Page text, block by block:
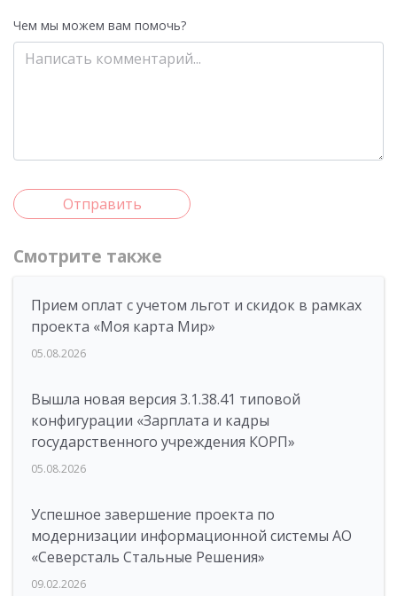
Чем мы можем вам помочь?
Отправить
Смотрите также
Прием оплат с учетом льгот и скидок в рамках
проекта «Моя карта Мир»
05.08.2026
Вышла новая версия 3.1.38.41 типовой
конфигурации «Зарплата и кадры
государственного учреждения КОРП»
05.08.2026
Успешное завершение проекта по
модернизации информационной системы АО
«Северсталь Стальные Решения»
09.02.2026